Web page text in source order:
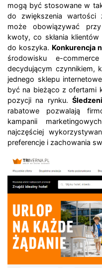
mogą być stosowane w
do zwiększenia wartości
może obowiązywać
kwoty, co skłania
do koszyka. Konkurencja
środowisku e-
decydującym czynnikiem,
jednego sklepu
być na bieżąco z ofertami
pozycji na rynku.
rabatowe pozwalają
kampanii
najczęściej
preferencje i zachowania